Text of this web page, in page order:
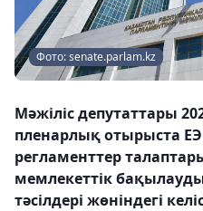
Фото: senate.parlam.kz
Мәжіліс депутаттары
пленарлық отырыста
регламенттер
мемлекеттік
тәсілдері жөніндегі